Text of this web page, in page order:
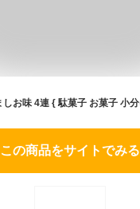
この商品をサイトでみる